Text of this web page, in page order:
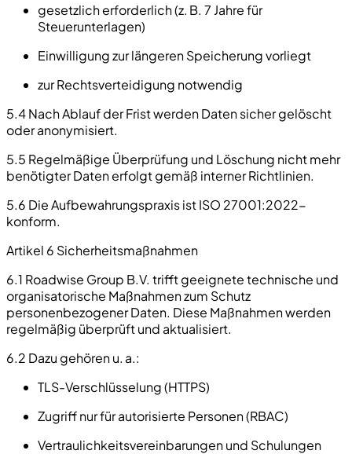
gesetzlich erforderlich (z. B. 7 Jahre für
Steuerunterlagen)
Einwilligung zur längeren Speicherung vorliegt
zur Rechtsverteidigung notwendig
5.4 Nach Ablauf der Frist werden Daten sicher gelöscht
oder anonymisiert.
5.5 Regelmäßige Überprüfung und Löschung nicht mehr
benötigter Daten erfolgt gemäß interner Richtlinien.
5.6 Die Aufbewahrungspraxis ist ISO 27001:2022-
konform.
Artikel 6 Sicherheitsmaßnahmen
6.1 Roadwise Group B.V. trifft geeignete technische und
organisatorische Maßnahmen zum Schutz
personenbezogener Daten. Diese Maßnahmen werden
regelmäßig überprüft und aktualisiert.
6.2 Dazu gehören u. a.:
TLS-Verschlüsselung (HTTPS)
Zugriff nur für autorisierte Personen (RBAC)
Vertraulichkeitsvereinbarungen und Schulungen